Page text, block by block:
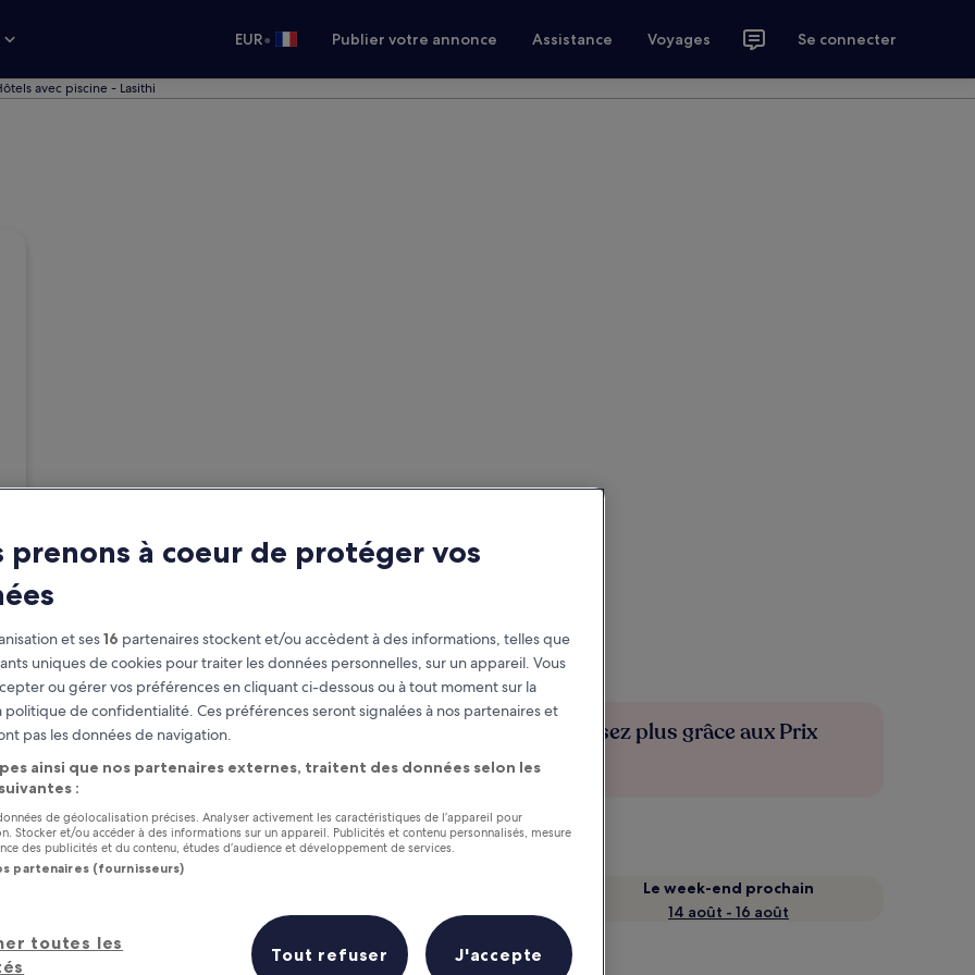
EUR• Publier votre annonce Assistance Voyages Se connecter
avec piscine - Lasithi
Gagnez des récompenses pour
chaque nuit séjournée
Économisez plus grâce aux Prix
membres
7 août - 9 août
Le week-end prochain
14 août - 16 août
prenons à coeur de protéger vos
et ses16 partenaires stockent et/ou accèdent à des informations, telles que
uniques de cookies pour traiter les données personnelles, sur un appareil. Vous
ou gérer vos préférences en cliquant ci-dessous ou à tout moment sur la
politique de confidentialité. Ces préférences seront signalées à nos partenaires et
pas les données de navigation.
ainsi que nos partenaires externes, traitent des données selon les
:
de géolocalisation précises. Analyser activement les caractéristiques de l’appareil pour
Stocker et/ou accéder à des informations sur un appareil. Publicités et contenu personnalisés, mesure
des publicités et du contenu, études d’audience et développement de services.
partenaires (fournisseurs)
toutes les
Tout refuser J'accepte